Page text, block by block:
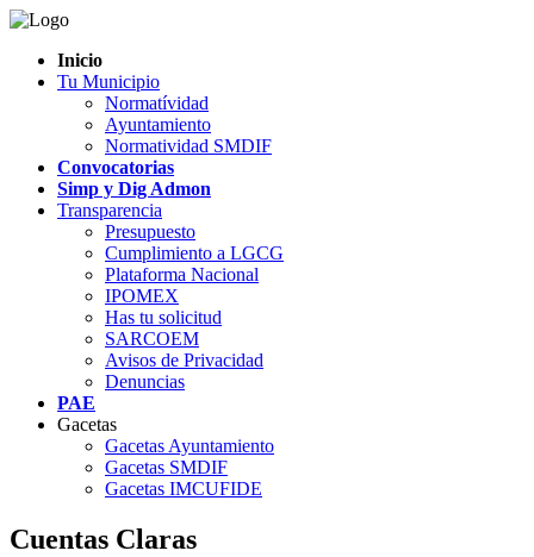
Inicio
Tu Municipio
Normatívidad
Ayuntamiento
Normatividad SMDIF
Convocatorias
Simp y Dig Admon
Transparencia
Presupuesto
Cumplimiento a LGCG
Plataforma Nacional
IPOMEX
Has tu solicitud
SARCOEM
Avisos de Privacidad
Denuncias
PAE
Gacetas
Gacetas Ayuntamiento
Gacetas SMDIF
Gacetas IMCUFIDE
Cuentas Claras